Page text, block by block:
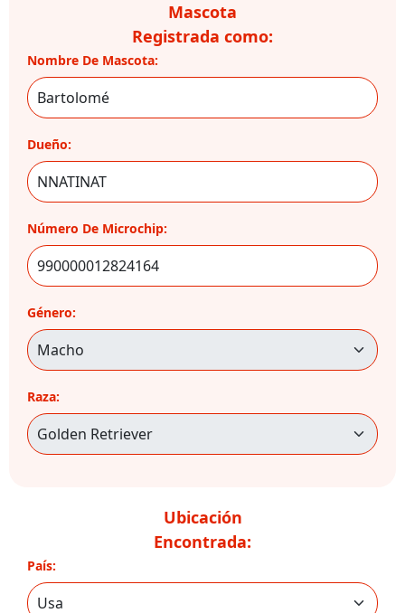
Mascota
Registrada como:
Nombre De Mascota:
Dueño:
Número De Microchip:
Género:
Raza:
Ubicación
Encontrada:
País: